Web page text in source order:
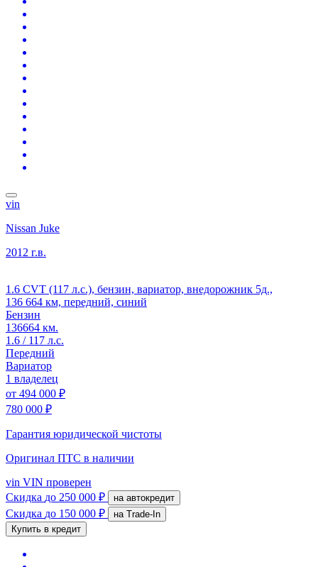
vin
Nissan Juke
2012 г.в.
1.6 CVT (117 л.с.), бензин, вариатор, внедорожник 5д.,
136 664 км, передний, синий
Бензин
136664 км.
1.6 / 117 л.с.
Передний
Вариатор
1 владелец
от 494 000 ₽
780 000 ₽
Гарантия юридической чистоты
Оригинал ПТС в наличии
vin VIN проверен
Скидка до 250 000 ₽ на автокредит
Скидка до 150 000 ₽
на Trade-In
Купить в кредит